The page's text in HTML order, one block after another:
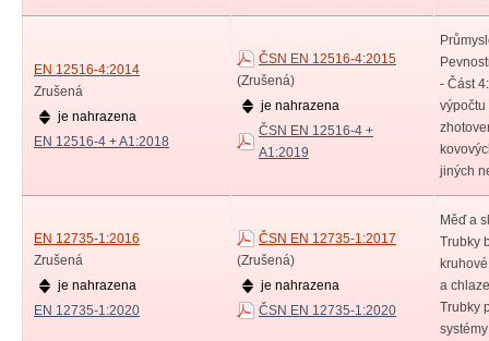
EN 12516-4:2014
Zrušená
je nahrazena
EN 12516-4 + A1:2018
ČSN EN 12516-4:2015
(Zrušená)
je nahrazena
ČSN EN 12516-4 +
A1:2019
- Část
výpočtu
jiných
EN 12735-1:2016
Zrušená
je nahrazena
EN 12735-1:2020
ČSN EN 12735-1:2017
(Zrušená)
je nahrazena
ČSN EN 12735-1:2020
Měď a
Trubky
a
Trubky
systémy